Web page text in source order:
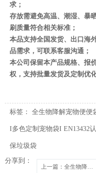
求；
存放需避免高温、潮湿、暴
刷质量符合相关标准；
本品支持全国发货、出口海
品需求，可联系客服沟通；
本公司保留本产品规格、报
权，支持批量发货及定制优化
标签： 全生物降解宠物便便
I多色定制宠物袋I EN13432
保垃圾袋
分享到：
上一篇 ：全生物降解贴骨袋 密封胶袋 服装包装 欧盟标准